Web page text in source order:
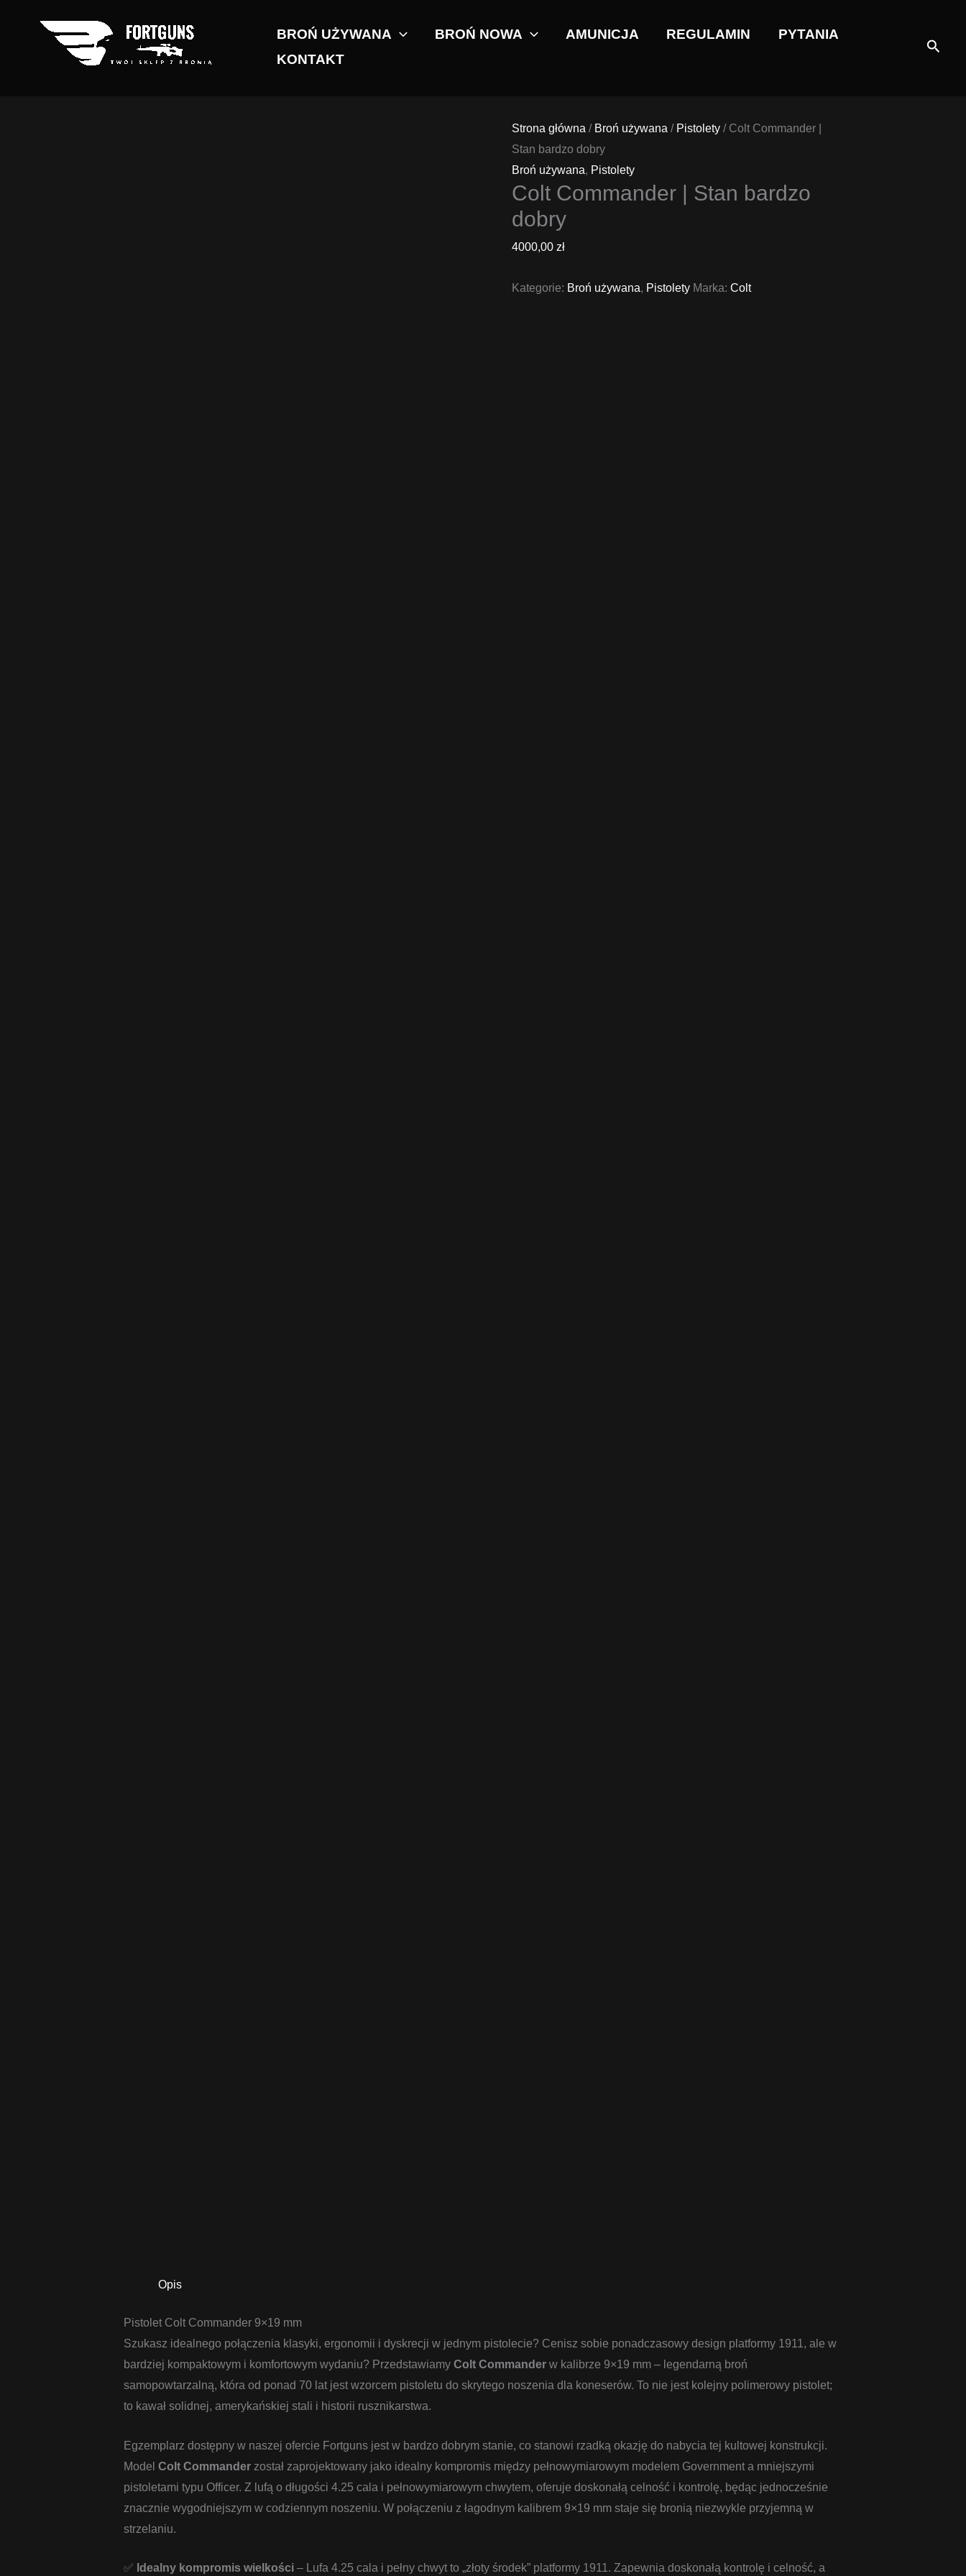
BROŃ UŻYWANA BROŃ NOWA AMUNICJA REGULAMIN
PYTANIA
KONTAKT
Strona główna / Broń używana / Pistolety / Colt Commander |
Stan bardzo dobry
Broń używana, Pistolety
Colt Commander | Stan bardzo
dobry
4000,00 zł
Kategorie: Broń używana, Pistolety Marka: Colt
Opis
Pistolet Colt Commander 9×19 mm
Szukasz idealnego połączenia klasyki, ergonomii i dyskrecji w jednym pistolecie? Cenisz sobie ponadczasowy design platformy 1911, ale w
bardziej kompaktowym i komfortowym wydaniu? Przedstawiamy Colt Commander w kalibrze 9×19 mm – legendarną broń
samopowtarzalną, która od ponad 70 lat jest wzorcem pistoletu do skrytego noszenia dla koneserów. To nie jest kolejny polimerowy pistolet;
to kawał solidnej, amerykańskiej stali i historii rusznikarstwa.
Egzemplarz dostępny w naszej ofercie Fortguns jest w bardzo dobrym stanie, co stanowi rzadką okazję do nabycia tej kultowej konstrukcji.
Model Colt Commander został zaprojektowany jako idealny kompromis między pełnowymiarowym modelem Government a mniejszymi
pistoletami typu Officer. Z lufą o długości 4.25 cala i pełnowymiarowym chwytem, oferuje doskonałą celność i kontrolę, będąc jednocześnie
znacznie wygodniejszym w codziennym noszeniu. W połączeniu z łagodnym kalibrem 9×19 mm staje się bronią niezwykle przyjemną w
strzelaniu.
✅ Idealny kompromis wielkości – Lufa 4.25 cala i pełny chwyt to „złoty środek” platformy 1911. Zapewnia doskonałą kontrolę i celność, a